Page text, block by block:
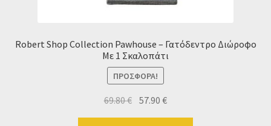
Robert Shop Collection Pawhouse – Γατόδεντρο Διώροφο
Με 1 Σκαλοπάτι
ΠΡΟΣΦΟΡΆ!
69.80€ Original
price
57.90€Η
τρέχουσα